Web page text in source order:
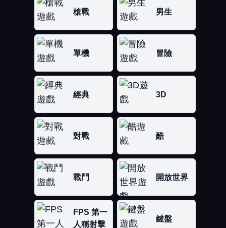
槍戰 男生
單機 冒險
經典 3D
對戰 酷
戰鬥 開放世界
FPS 第一
人稱射擊
鍵盤